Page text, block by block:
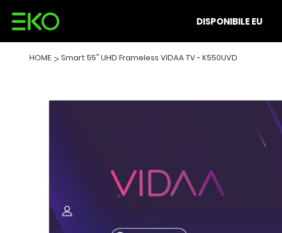
DISPONIBILE EU
HOME >Smart 55" UHD Frameless VIDAA TV - K550UVD